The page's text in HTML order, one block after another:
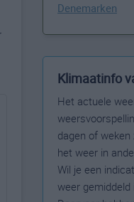
Denemarken
Klimaatinfo
Het actuele
dagen of
het weer in
Wil je een
weer gemiddeld